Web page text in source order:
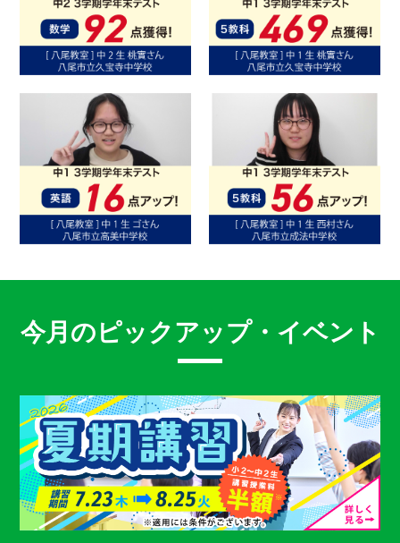
今月のピックアップ・イベント